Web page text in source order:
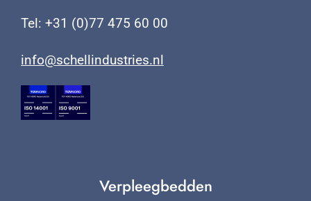
Tel: +31 (0)77 475 60 00
info@schellindustries.nl
Verpleegbedden